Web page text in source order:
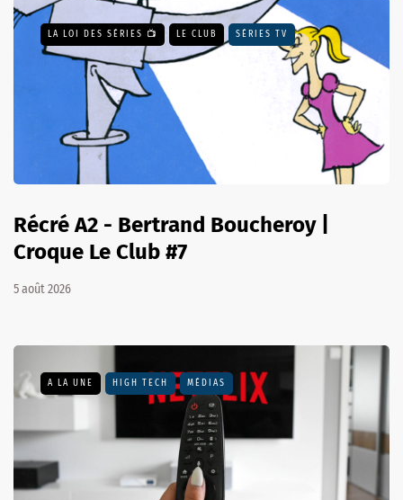
LA LOI DES SÉRIES 📺 LE CLUB SÉRIES TV
Récré A2 - Bertrand Boucheroy |
Croque Le Club #7
5 août 2026
A LA UNE HIGH TECH MÉDIAS